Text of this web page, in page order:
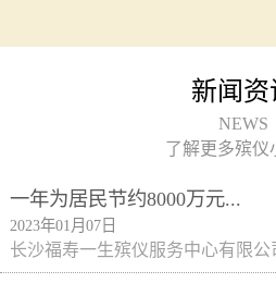
新闻资
NEWS
了解更多殡仪
一年为居民节约8000万元...
2023年01月07日
长沙福寿一生殡仪服务中心有限公